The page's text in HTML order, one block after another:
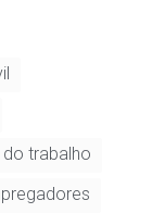
trabalho